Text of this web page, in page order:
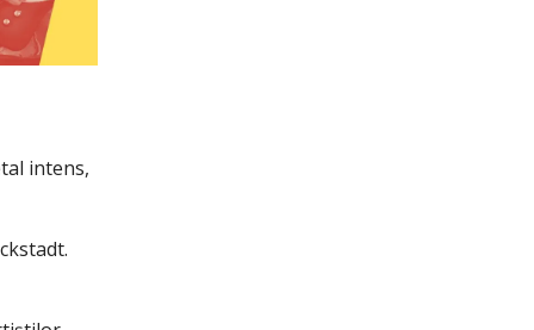
intens,